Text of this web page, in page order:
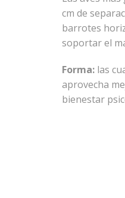
cm de
barrotes
soportar el
Forma: las
aprovecha
bienestar